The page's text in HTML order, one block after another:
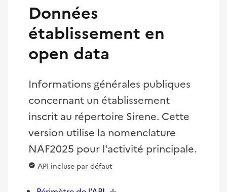
Données
établissement en
open data
Informations générales publiques
concernant un établissement
inscrit au répertoire Sirene. Cette
version utilise la nomenclature
NAF2025 pour l'activité principale.
API incluse par défaut